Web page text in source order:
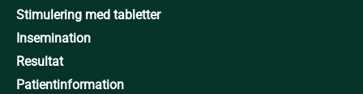
Stimulering med tabletter
Insemination
Resultat
Patientinformation